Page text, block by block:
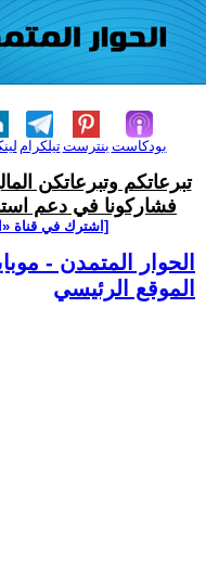
تيلكرامبنترست بودكاست
تبرعاتكم وتبرعاتكن
فشاركونا في دعم
[اشترك في قناة
الحوار المتمدن -
الموقع الرئيسي